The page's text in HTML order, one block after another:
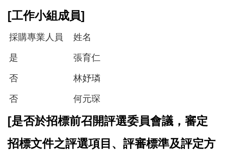
[工作小組成員]
採購專業人員 姓名
是 張育仁
否 林妤璘
否 何元琛
[是否於招標前召開評選委員會議，審定
招標文件之評選項目、評審標準及評定方